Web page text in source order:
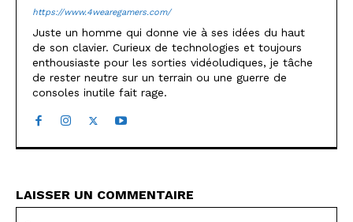
https://www.4wearegamers.com/
Juste un homme qui donne vie à ses idées du haut
de son clavier. Curieux de technologies et toujours
enthousiaste pour les sorties vidéoludiques, je tâche
de rester neutre sur un terrain ou une guerre de
consoles inutile fait rage.
LAISSER UN COMMENTAIRE